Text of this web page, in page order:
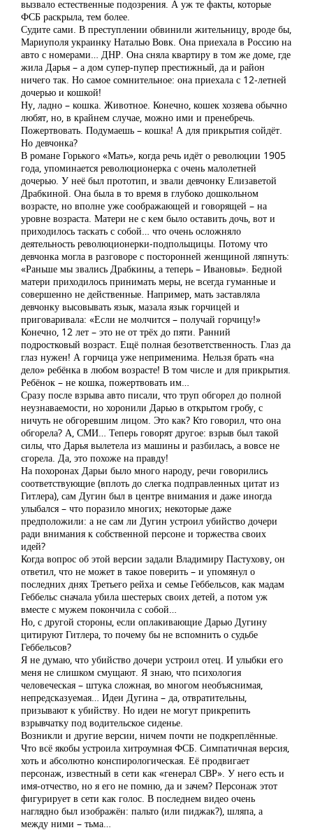
вызвало естественные подозрения. А уж те факты, которые
ФСБ раскрыла, тем более.
Судите сами. В преступлении обвинили жительницу, вроде бы,
Мариуполя украинку Наталью Вовк. Она приехала в Россию на
авто с номерами… ДНР. Она сняла квартиру в том же доме, где
жила Дарья – а дом супер-пупер престижный, да и район
ничего так. Но самое сомнительное: она приехала с 12-летней
дочерью и кошкой!
Ну, ладно – кошка. Животное. Конечно, кошек хозяева обычно
любят, но, в крайнем случае, можно ими и пренебречь.
Пожертвовать. Подумаешь – кошка! А для прикрытия сойдёт.
Но девчонка?
В романе Горького «Мать», когда речь идёт о революции 1905
года, упоминается революционерка с очень малолетней
дочерью. У неё был прототип, и звали девчонку Елизаветой
Драбкиной. Она была в то время в глубоко дошкольном
возрасте, но вполне уже соображающей и говорящей – на
уровне возраста. Матери не с кем было оставить дочь, вот и
приходилось таскать с собой… что очень осложняло
деятельность революционерки-подпольщицы. Потому что
девчонка могла в разговоре с посторонней женщиной ляпнуть:
«Раньше мы звались Драбкины, а теперь – Ивановы». Бедной
матери приходилось принимать меры, не всегда гуманные и
совершенно не действенные. Например, мать заставляла
девчонку высовывать язык, мазала язык горчицей и
приговаривала: «Если не молчится – получай горчицу!»
Конечно, 12 лет – это не от трёх до пяти. Ранний
подростковый возраст. Ещё полная безответственность. Глаз да
глаз нужен! А горчица уже неприменима. Нельзя брать «на
дело» ребёнка в любом возрасте! В том числе и для прикрытия.
Ребёнок – не кошка, пожертвовать им…
Сразу после взрыва авто писали, что труп обгорел до полной
неузнаваемости, но хоронили Дарью в открытом гробу, с
ничуть не обгоревшим лицом. Это как? Кто говорил, что она
обгорела? А, СМИ… Теперь говорят другое: взрыв был такой
силы, что Дарья вылетела из машины и разбилась, а вовсе не
сгорела. Да, это похоже на правду!
На похоронах Дарьи было много народу, речи говорились
соответствующие (вплоть до слегка подправленных цитат из
Гитлера), сам Дугин был в центре внимания и даже иногда
улыбался – что поразило многих; некоторые даже
предположили: а не сам ли Дугин устроил убийство дочери
ради внимания к собственной персоне и торжества своих
идей?
Когда вопрос об этой версии задали Владимиру Пастухову, он
ответил, что не может в такое поверить – и упомянул о
последних днях Третьего рейха и семье Геббельсов, как мадам
Геббельс сначала убила шестерых своих детей, а потом уж
вместе с мужем покончила с собой…
Но, с другой стороны, если оплакивающие Дарью Дугину
цитируют Гитлера, то почему бы не вспомнить о судьбе
Геббельсов?
Я не думаю, что убийство дочери устроил отец. И улыбки его
меня не слишком смущают. Я знаю, что психология
человеческая – штука сложная, во многом необъяснимая,
непредсказуемая… Идеи Дугина – да, отвратительны,
призывают к убийству. Но идеи не могут прикрепить
взрывчатку под водительское сиденье.
Возникли и другие версии, ничем почти не подкреплённые.
Что всё якобы устроила хитроумная ФСБ. Симпатичная версия,
хоть и абсолютно конспирологическая. Её продвигает
персонаж, известный в сети как «генерал СВР». У него есть и
имя-отчество, но я его не помню, да и зачем? Персонаж этот
фигурирует в сети как голос. В последнем видео очень
наглядно был изображён: пальто (или пиджак?), шляпа, а
между ними – тьма…